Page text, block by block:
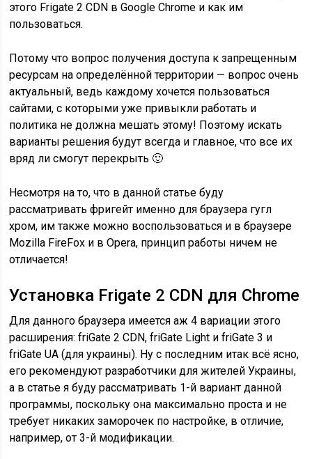
этого Frigate 2 CDN в Google Chrome и как им
пользоваться.
Потому что вопрос получения доступа к запрещенным
ресурсам на определённой территории — вопрос очень
актуальный, ведь каждому хочется пользоваться
сайтами, с которыми уже привыкли работать и
политика не должна мешать этому! Поэтому искать
варианты решения будут всегда и главное, что все их
вряд ли смогут перекрыть 🙂
Несмотря на то, что в данной статье буду
рассматривать фригейт именно для браузера гугл
хром, им также можно воспользоваться и в браузере
Mozilla FireFox и в Opera, принцип работы ничем не
отличается!
Установка Frigate 2 CDN для Chrome
Для данного браузера имеется аж 4 вариации этого
расширения: friGate 2 CDN, friGate Light и friGate 3 и
friGate UA (для украины). Ну с последним итак всё ясно,
его рекомендуют разработчики для жителей Украины,
а в статье я буду рассматривать 1-й вариант данной
программы, поскольку она максимально проста и не
требует никаких заморочек по настройке, в отличие,
например, от 3-й модификации.